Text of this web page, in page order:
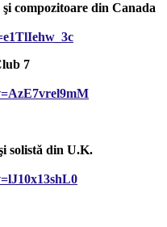
compozitoare din Canada
7
solistă din U.K.